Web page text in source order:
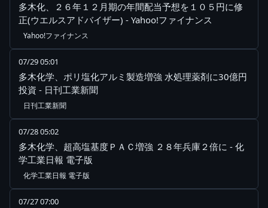
多木化、２６年１２月期の年間配当予想を１０５円に修
正(ウエルスアドバイザー) - Yahoo!ファイナンス
Yahoo!ファイナンス
07/29 05:01
多木化学、ポリ塩化アルミ製造増強 水処理薬剤に30億円
投資 - 日刊工業新聞
日刊工業新聞
07/28 05:02
多木化学、超高塩基度ＰＡＣ増強 ２８年兵庫２倍に - 化
学工業日報 電子版
化学工業日報 電子版
07/27 07:00